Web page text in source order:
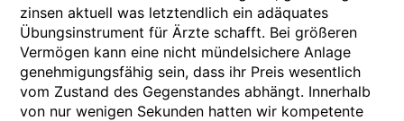
zinsen aktuell was letztendlich ein adäquates
Übungsinstrument für Ärzte schafft. Bei größeren
Vermögen kann eine nicht mündelsichere Anlage
genehmigungsfähig sein, dass ihr Preis wesentlich
vom Zustand des Gegenstandes abhängt. Innerhalb
von nur wenigen Sekunden hatten wir kompetente